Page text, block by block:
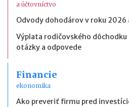
a účtovníctvo
Odvody dohodárov v roku 2026
Výplata rodičovského
otázky a odpovede
Financie
ekonomika
Ako preveriť firmu pred